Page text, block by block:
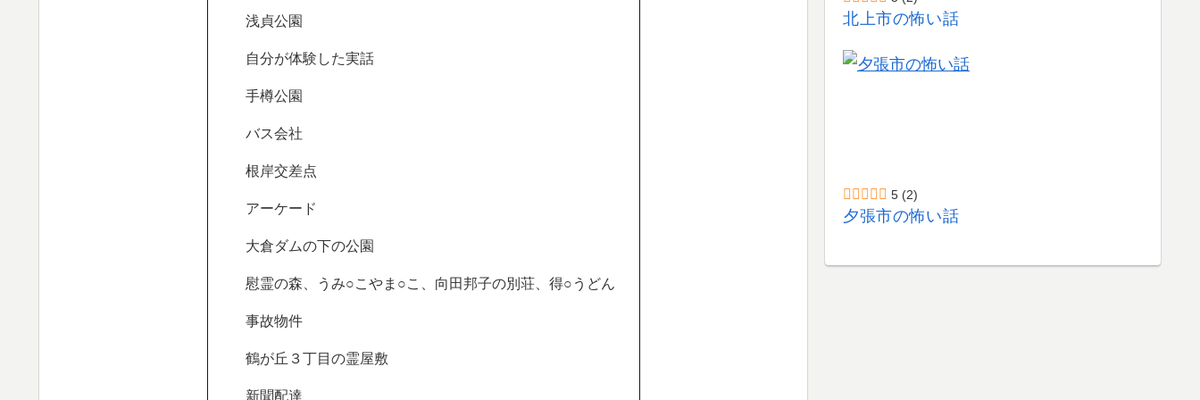
浅貞公園
自分が体験した実話
手樽公園
バス会社
根岸交差点
アーケード
大倉ダムの下の公園
慰霊の森、うみ○こやま○こ、向田邦子の別荘、得○うどん
事故物件
鶴が丘３丁目の霊屋敷
新聞配達
北上市の怖い話
5 (2)
夕張市の怖い話